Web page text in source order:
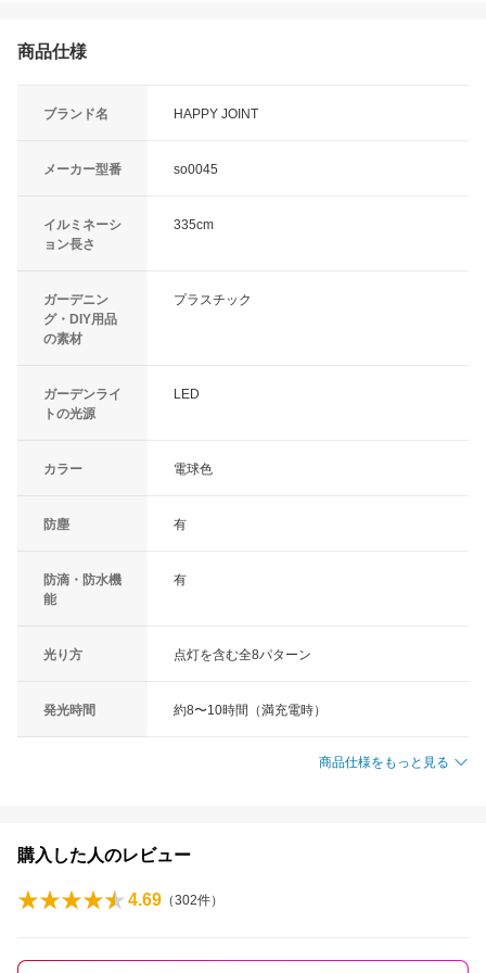
商品仕様
ブランド名 HAPPY JOINT
メーカー型番 so0045
イルミネーシ
ョン長さ
335cm
ガーデニン
グ・DIY用品
の素材
プラスチック
ガーデンライ
トの光源
LED
カラー 電球色
防塵 有
防滴・防水機
能
有
光り方 点灯を含む全8パターン
発光時間 約8〜10時間（満充電時）
商品仕様をもっと見る
購入した人のレビュー
4.69 （302件）